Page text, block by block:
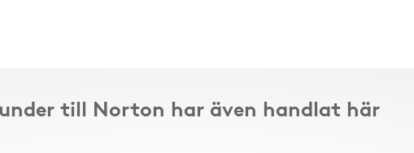
till Norton har även handlat här